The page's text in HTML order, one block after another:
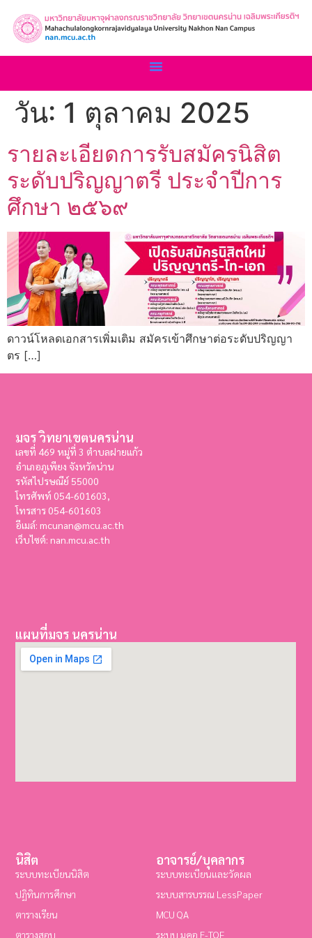
วัน: 1 ตุลาคม 2025
รายละเอียดการรับสมัครนิสิต
ระดับปริญญาตรี ประจำปีการ
ศึกษา ๒๕๖๙
ดาวน์โหลดเอกสารเพิ่มเติม สมัครเข้าศึกษาต่อระดับปริญญา
ตร […]
มจร วิทยาเขตนครน่าน
เลขที่ 469 หมู่ที่ 3 ตำบลฝายแก้ว
อำเภอภูเพียง จังหวัดน่าน
รหัสไปรษณีย์ 55000
โทรศัพท์ 054-601603,
โทรสาร054-601603
อีเมล์: mcunan@mcu.ac.th
เว็บไซต์: nan.mcu.ac.th
อาจารย์/บุคลากร
ระบบทะเบียนและวัดผล
ระบบสารบรรณ LessPaper
MCU QA
ระบบ มคอ E-TQF
นิสิต
ระบบทะเบียนนิสิต
ปฏิทินการศึกษา
ตารางเรียน
ตารางสอบ
แผนที่มจร นครน่าน